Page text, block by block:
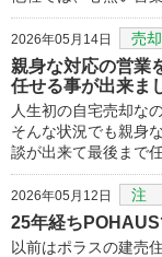
2026年05月14日 売却
親身な対応の営業
任せる事が出来ま
人生初の自宅売却な
そんな状況でも親身
談が出来て最後まで
2026年05月12日 注
25年経ちPOHAUS
以前はポラスの建売